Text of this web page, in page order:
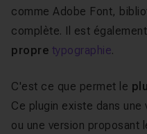
comme Adobe Font,
complète. Il est
propre typographie.
C'est ce que permet le
Ce plugin existe dans une
ou une version proposant